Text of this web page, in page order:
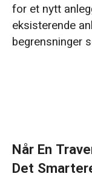
for et nytt
eksisterende
begrensninger
Når En
Det